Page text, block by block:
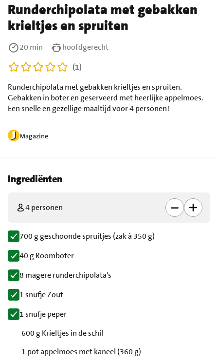
Runderchipolata met gebakken
krieltjes en spruiten
Magazine
Runderchipolata met gebakken krieltjes en spruiten.
Gebakken in boter en geserveerd met heerlijke appelmoes.
Een snelle en gezellige maaltijd voor 4 personen!
20 min
hoofdgerecht
(1)
Ingrediënten
4 personen
700 g geschoonde spruitjes (zak à 350 g)
40 g Roomboter
8 magere runderchipolata's
1 snufje Zout
1 snufje peper
600 g Krieltjes in de schil
1 pot appelmoes met kaneel (360 g)